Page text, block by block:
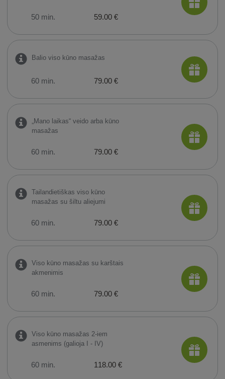
50 min. 59.00 €
Balio viso kūno masažas
60 min. 79.00 €
„Mano laikas“ veido arba kūno
masažas
60 min. 79.00 €
Tailandietiškas viso kūno
masažas su šiltu aliejumi
60 min. 79.00 €
Viso kūno masažas su karštais
akmenimis
60 min. 79.00 €
Viso kūno masažas 2-iem
asmenims (galioja I - IV)
60 min. 118.00 €